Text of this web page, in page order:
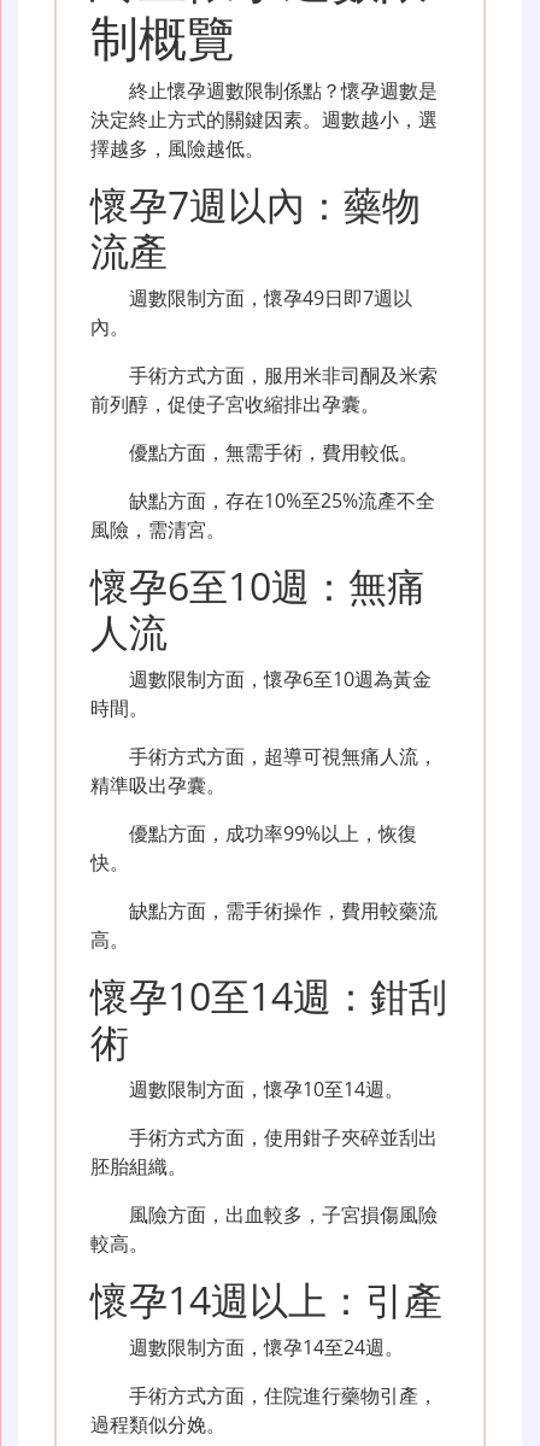
制概覽
終止懷孕週數限制係點？懷孕週數是
決定終止方式的關鍵因素。週數越小，選
擇越多，風險越低。
懷孕7週以內：藥物
流產
週數限制方面，懷孕49日即7週以
內。
手術方式方面，服用米非司酮及米索
前列醇，促使子宮收縮排出孕囊。
優點方面，無需手術，費用較低。
缺點方面，存在10%至25%流產不全
風險，需清宮。
懷孕6至10週：無痛
人流
週數限制方面，懷孕6至10週為黃金
時間。
手術方式方面，超導可視無痛人流，
精準吸出孕囊。
優點方面，成功率99%以上，恢復
快。
缺點方面，需手術操作，費用較藥流
高。
懷孕10至14週：鉗刮
術
週數限制方面，懷孕10至14週。
手術方式方面，使用鉗子夾碎並刮出
胚胎組織。
風險方面，出血較多，子宮損傷風險
較高。
懷孕14週以上：引產
週數限制方面，懷孕14至24週。
手術方式方面，住院進行藥物引產，
過程類似分娩。